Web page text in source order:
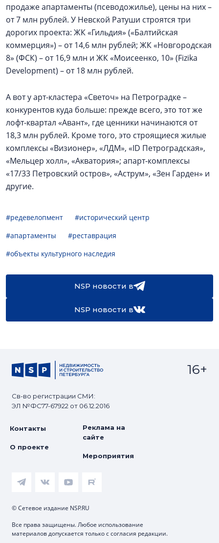
продаже апартаменты (псеводожилье), цены на них –
от 7 млн рублей. У Невской Ратуши строятся три
дорогих проекта: ЖК «Гильдия» («Балтийская
коммерция») – от 14,6 млн рублей; ЖК «Новгородская
8» (ФСК) – от 16,9 млн и ЖК «Моисеенко, 10» (Fizika
Development) – от 18 млн рублей.
А вот у арт-кластера «Светоч» на Петроградке –
конкурентов куда больше: прежде всего, это тот же
лофт-квартал «Авант», где ценники начинаются от
18,3 млн рублей. Кроме того, это строящиеся жилые
комплексы «Визионер», «ЛДМ», «ID Петроградская»,
«Мельцер холл», «Акватория»; апарт-комплексы
«17/33 Петровский остров», «Аструм», «Зен Гарден» и
другие.
#редевелопмент
#исторический центр
#апартаменты
#реставрация
#объекты культурного наследия
NSP новости в
NSP новости в
Св-во регистрации СМИ:
ЭЛ №ФС77-67922 от 06.12.2016
16+
Контакты
О проекте
Реклама на
сайте
Мероприятия
© Сетевое издание NSP.RU
Все права защищены. Любое использование
материалов допускается только с согласия редакции.